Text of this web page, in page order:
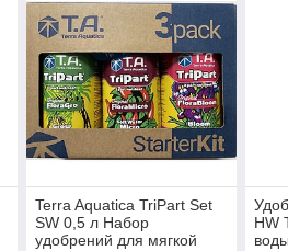
Terra Aquatica TriPart Set
SW 0,5 л Набор
удобрений для мягкой
HW